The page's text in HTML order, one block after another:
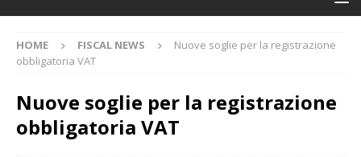
HOME FISCAL NEWS
Nuove soglie per la registrazione
obbligatoria VAT
Nuove soglie per la registrazione
obbligatoria VAT